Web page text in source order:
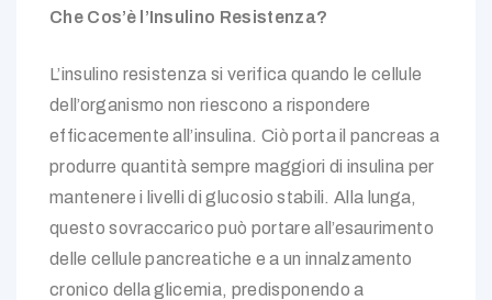
Che Cos’è l’Insulino Resistenza?
L’insulino resistenza si verifica quando le cellule
dell’organismo non riescono a rispondere
efficacemente all’insulina. Ciò porta il pancreas a
produrre quantità sempre maggiori di insulina per
mantenere i livelli di glucosio stabili. Alla lunga,
questo sovraccarico può portare all’esaurimento
delle cellule pancreatiche e a un innalzamento
cronico della glicemia, predisponendo a